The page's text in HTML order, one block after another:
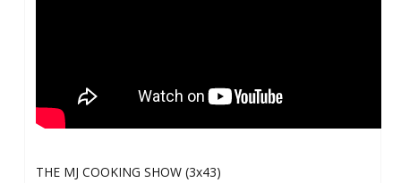
THE MJ COOKING SHOW (3x43)